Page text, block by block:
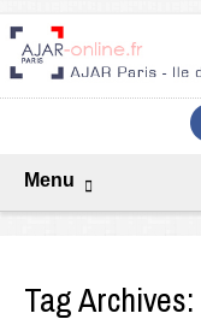
Menu
Tag Archives: